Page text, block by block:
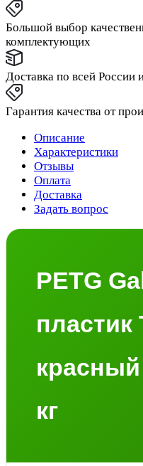
Большой выбор
комплектующих
Доставка по всей России
Гарантия качества от
Описание
Характеристики
Отзывы
Оплата
Доставка
Задать вопрос
PETG
пластик
кг